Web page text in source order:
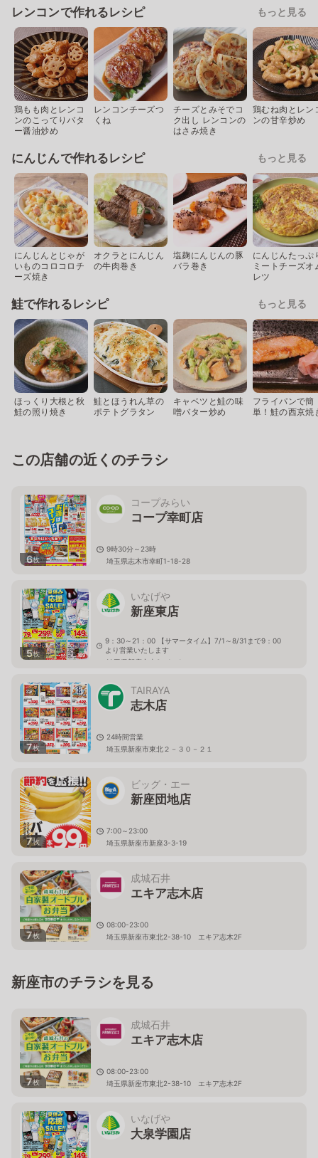
レンコンで作れるレシピ もっと見る
鶏もも肉とレンコ
ンのこってりバタ
ー醤油炒め
レンコンチーズつ
くね
チーズとみそでコ
ク出し レンコンの
はさみ焼き
鶏むね肉とレン
ンの甘辛炒め
にんじんで作れるレシピ もっと見る
にんじんとじゃが
いものコロコロチ
ーズ焼き
オクラとにんじん
の牛肉巻き
塩麹にんじんの豚
バラ巻き
にんじんたっぷ
ミートチーズオ
レツ
鮭で作れるレシピ もっと見る
ほっくり大根と秋
鮭の照り焼き
鮭とほうれん草の
ポテトグラタン
キャベツと鮭の味
噌バター炒め
フライパンで簡
単！鮭の西京焼
この店舗の近くのチラシ
6枚
コープみらい
コープ幸町店
9時30分～23時
埼玉県志木市幸町1-18-28
5枚
いなげや
新座東店
9：30～21：00 【サマータイム】7/1～8/31まで9：00
より営業いたします
埼玉県新座市東3－1－1
7枚
TAIRAYA
志木店
24時間営業
埼玉県新座市東北２－３０－２１
7枚
ビッグ・エー
新座団地店
7:00～23:00
埼玉県新座市新座3-3-19
7枚
成城石井
エキア志木店
08:00-23:00
埼玉県新座市東北2-38-10 エキア志木2F
新座市のチラシを見る
7枚
成城石井
エキア志木店
08:00-23:00
埼玉県新座市東北2-38-10 エキア志木2F
いなげや
大泉学園店